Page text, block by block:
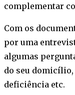
complementar
Com os
por uma
algumas
do seu domicílio,
deficiência etc.